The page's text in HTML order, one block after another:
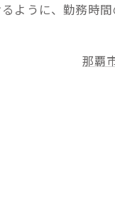
ように、勤務時
那覇